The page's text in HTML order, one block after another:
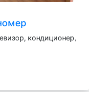
кондиционер,